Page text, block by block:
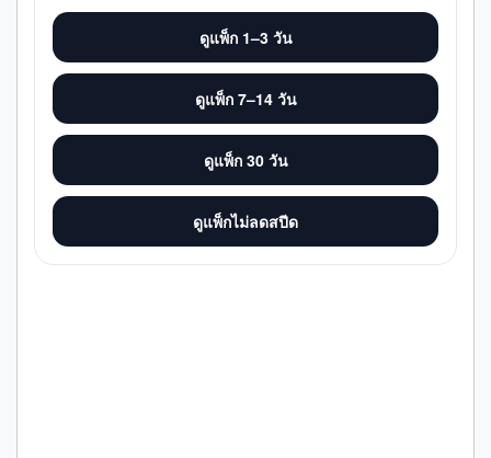
ดูแพ็ก 1–3 วัน
ดูแพ็ก 7–14 วัน
ดูแพ็ก 30 วัน
ดูแพ็กไม่ลดสปีด